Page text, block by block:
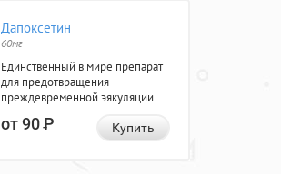
Дапоксетин
60мг
Единственный в мире препарат
для предотвращения
преждевременной эякуляции.
от 90Р Купить